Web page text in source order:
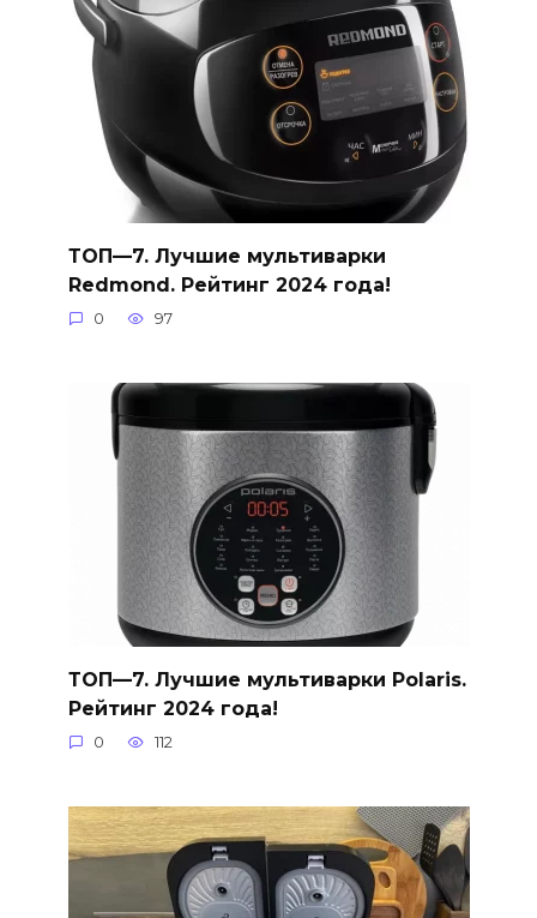
ТОП—7. Лучшие мультиварки
Redmond. Рейтинг 2024 года!
0 97
ТОП—7. Лучшие мультиварки Polaris.
Рейтинг 2024 года!
0 112